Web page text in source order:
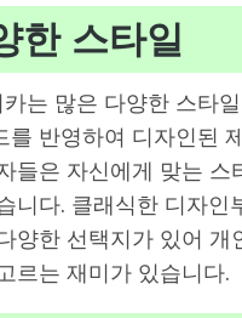
한 스타일
는 많은 다양한 스타
를 반영하여 디자인된
들은 자신에게 맞는 스
니다. 클래식한 디자인
양한 선택지가 있어 개
르는 재미가 있습니다.